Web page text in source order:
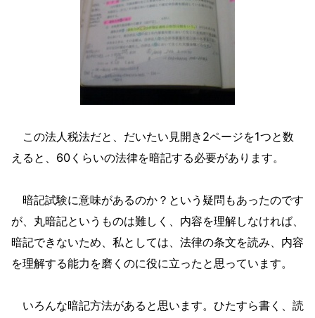
この法人税法だと、だいたい見開き2ページを1つと数
えると、60くらいの法律を暗記する必要があります。
暗記試験に意味があるのか？という疑問もあったのです
が、丸暗記というものは難しく、内容を理解しなければ、
暗記できないため、私としては、法律の条文を読み、内容
を理解する能力を磨くのに役に立ったと思っています。
いろんな暗記方法があると思います。ひたすら書く、読